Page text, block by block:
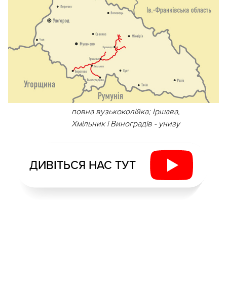
повна вузькоколійка; Іршава,
Хмільник і Виноградів - унизу
ДИВІТЬСЯ НАС ТУТ